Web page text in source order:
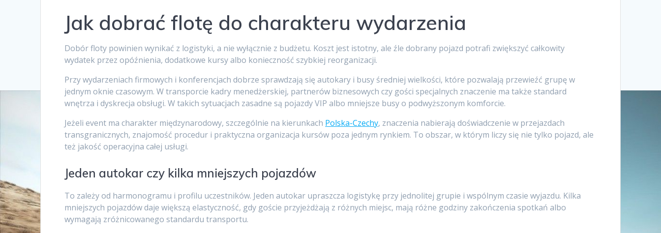
Jak dobrać flotę do charakteru wydarzenia
Dobór floty powinien wynikać z logistyki, a nie wyłącznie z budżetu. Koszt jest istotny, ale źle dobrany pojazd potrafi zwiększyć całkowity
wydatek przez opóźnienia, dodatkowe kursy albo konieczność szybkiej reorganizacji.
Przy wydarzeniach firmowych i konferencjach dobrze sprawdzają się autokary i busy średniej wielkości, które pozwalają przewieźć grupę w
jednym oknie czasowym. W transporcie kadry menedżerskiej, partnerów biznesowych czy gości specjalnych znaczenie ma także standard
wnętrza i dyskrecja obsługi. W takich sytuacjach zasadne są pojazdy VIP albo mniejsze busy o podwyższonym komforcie.
Jeżeli event ma charakter międzynarodowy, szczególnie na kierunkach Polska-Czechy, znaczenia nabierają doświadczenie w przejazdach
transgranicznych, znajomość procedur i praktyczna organizacja kursów poza jednym rynkiem. To obszar, w którym liczy się nie tylko pojazd, ale
też jakość operacyjna całej usługi.
Jeden autokar czy kilka mniejszych pojazdów
To zależy od harmonogramu i profilu uczestników. Jeden autokar upraszcza logistykę przy jednolitej grupie i wspólnym czasie wyjazdu. Kilka
mniejszych pojazdów daje większą elastyczność, gdy goście przyjeżdżają z różnych miejsc, mają różne godziny zakończenia spotkań albo
wymagają zróżnicowanego standardu transportu.